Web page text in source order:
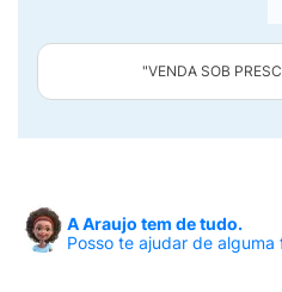
"VENDA SOB
A Araujo tem de tudo.
Posso te ajudar de alguma